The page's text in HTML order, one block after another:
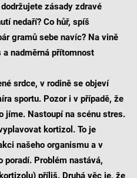
zásady zdravé
nedaří? Co hůř, spíš
gramů sebe navíc? Na vině
nadměrná přítomnost
srdce, v rodině se objeví
sportu. Pozor i v případě, že
jíme. Nastoupí na scénu stres.
kortizol. To je
našeho organismu a v
Problém nastává,
příliš. Druhá věc je, že